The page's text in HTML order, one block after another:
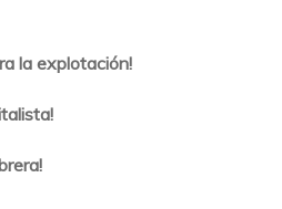
la explotación!